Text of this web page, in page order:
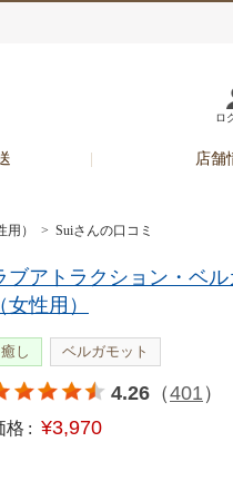
ロ
店舗
） > Suiさんの口コミ
ブアトラクション・ベル
（女性用）
癒し ベルガモット
4.26 （401 ）
格 : ¥3,970